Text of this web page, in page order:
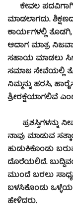
ಕೇವಲ
ಮಾಡಲಾಗದು.
ಕಾರ್ಯಗಳಲ್ಲಿ
ಆದಾಗ ಮಾತ್ರ
ಸಹಾಯ ಮಾಡಲು
ಸಮಾಜ ಸೇವೆಯಲ್ಲಿ
ನಿಮ್ಮನ್ನು ಹರಸಿ,
ಶ್ರೀರಕ್ಷೆಯಾಗಲಿವೆ
ಪ್ರಶಸ್ತಿಗಳನ್ನು
ನಾವು ಮಾಡುವ
ಹುಡುಕಿಕೊಂಡು
ದೊರೆಯಲಿದೆ.
ಮುಂದೆ ಬರಲು
ಬಳಸಿಕೊಂಡು
ಹೇಳಿದರು.